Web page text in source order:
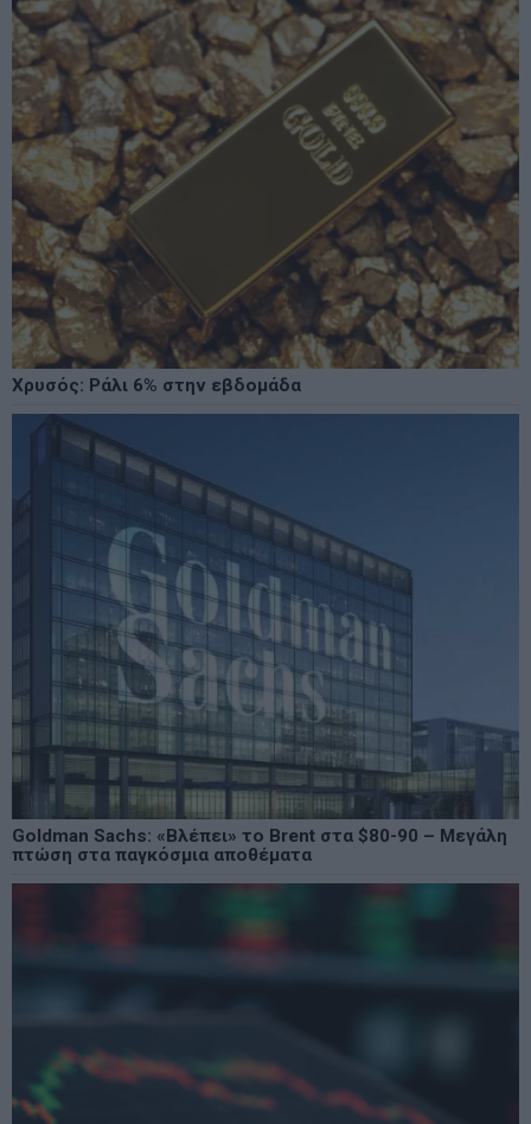
Χρυσός: Ράλι 6% στην εβδομάδα
Goldman Sachs: «Βλέπει» το Brent στα $80-90 – Μεγάλη
πτώση στα παγκόσμια αποθέματα